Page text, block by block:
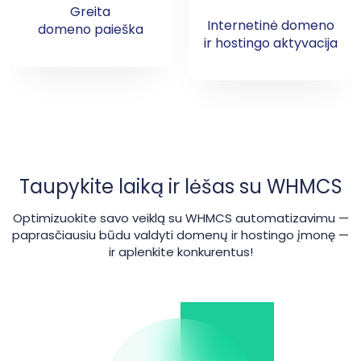
Internetinė domeno
ir hostingo aktyvacija
Premium domenų
palaikymas
Taupykite laiką ir lėšas su WHMCS
Optimizuokite savo veiklą su WHMCS automatizavimu —
paprasčiausiu būdu valdyti domenų ir hostingo įmonę —
ir aplenkite konkurentus!